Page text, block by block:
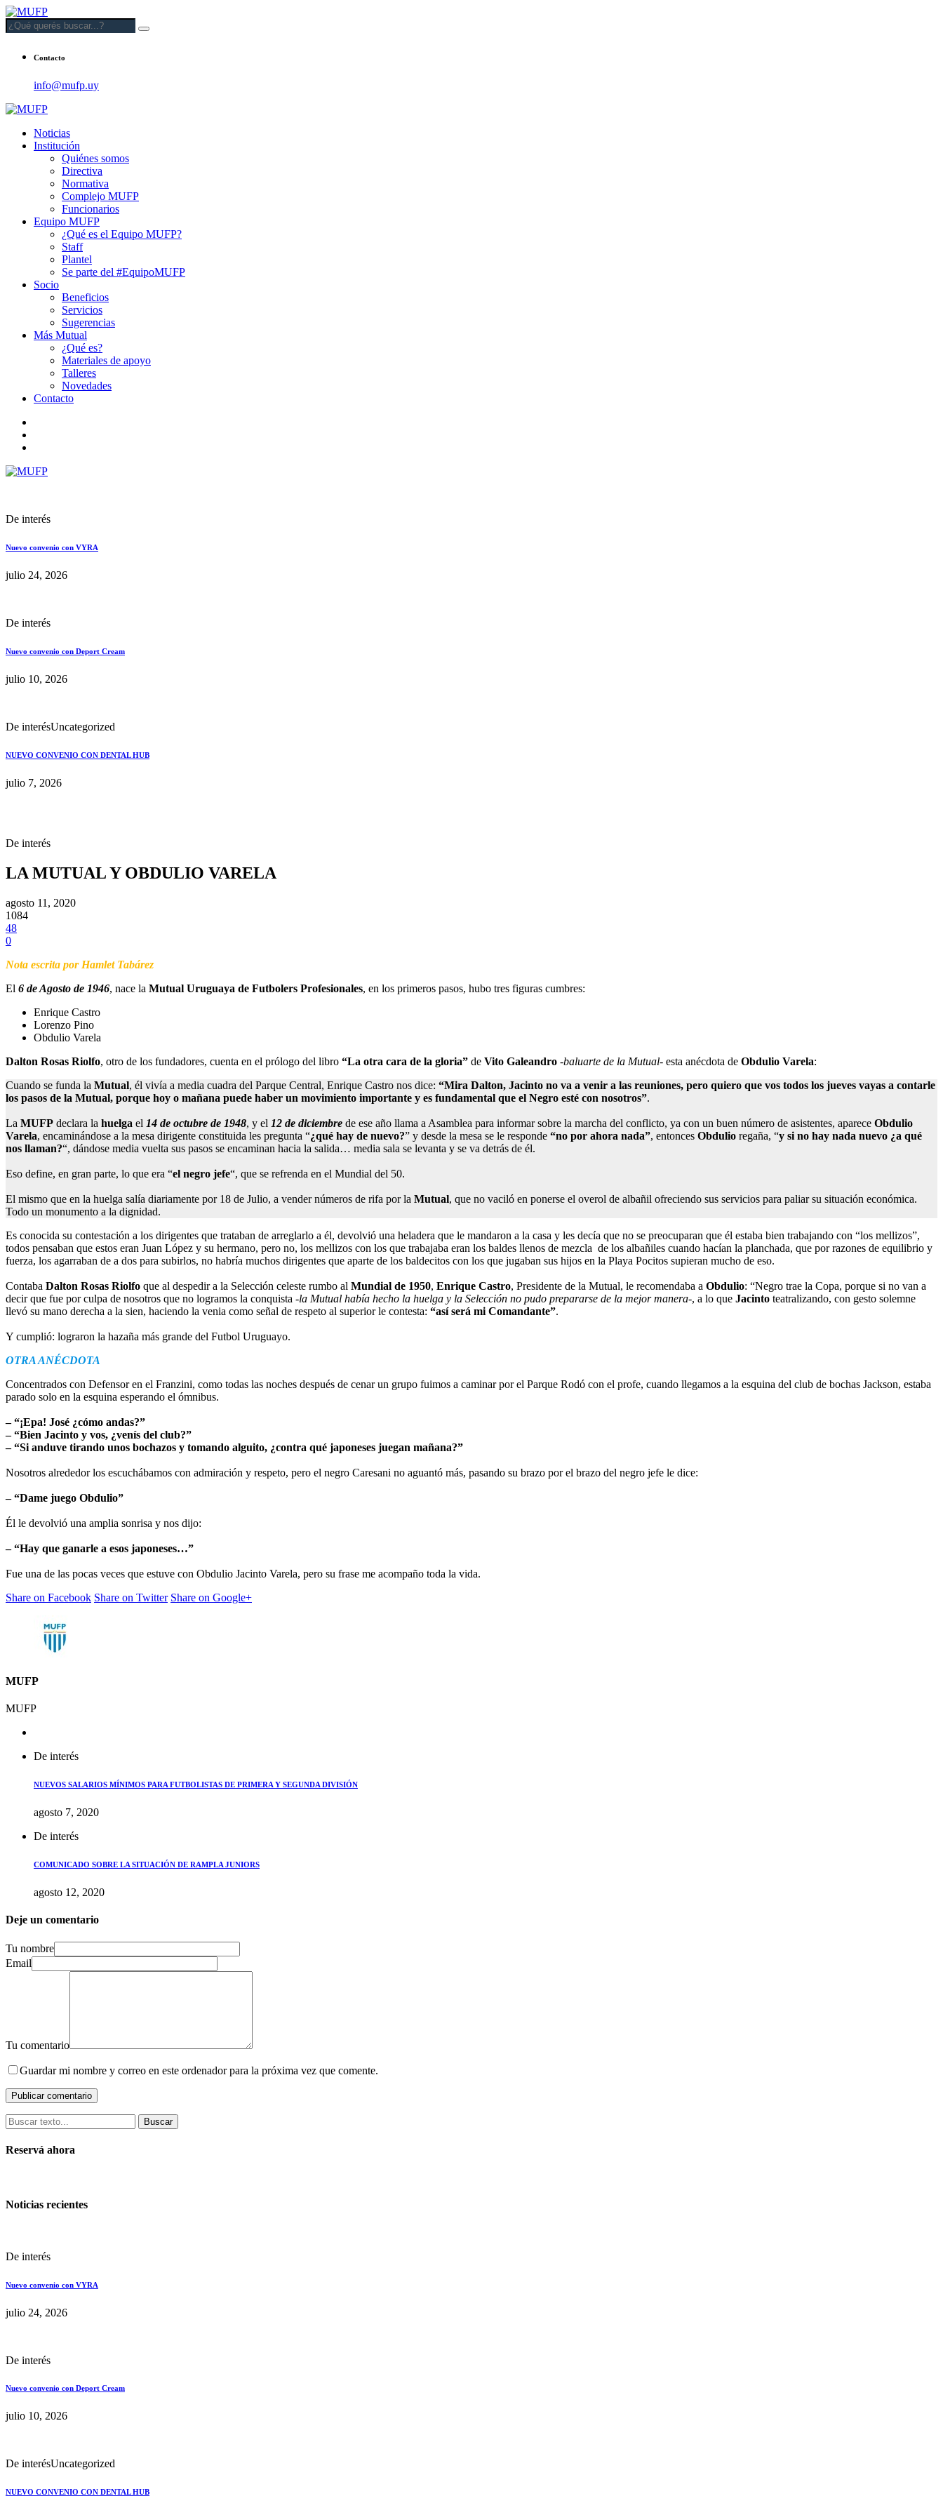
Contacto
info@mufp.uy
Noticias
Institución
Quiénes somos
Directiva
Normativa
Complejo MUFP
Funcionarios
Equipo MUFP
¿Qué es el Equipo MUFP?
Staff
Plantel
Se parte del #EquipoMUFP
Socio
Beneficios
Servicios
Sugerencias
Más Mutual
¿Qué es?
Materiales de apoyo
Talleres
Novedades
Contacto
De interés
Nuevo convenio con VYRA
julio 24, 2026
De interés
Nuevo convenio con Deport Cream
julio 10, 2026
De interésUncategorized
NUEVO CONVENIO CON DENTAL HUB
julio 7, 2026
De interés
LA MUTUAL Y OBDULIO VARELA
agosto 11, 2020
1084
48
0
Nota escrita por Hamlet Tabárez
El 6 de Agosto de 1946, nace la Mutual Uruguaya de Futbolers Profesionales, en los primeros pasos, hubo tres figuras cumbres:
Enrique Castro
Lorenzo Pino
Obdulio Varela
Dalton Rosas Riolfo, otro de los fundadores, cuenta en el prólogo del libro “La otra cara de la gloria” de Vito Galeandro -baluarte de la Mutual- esta anécdota de Obdulio Varela:
Cuando se funda la Mutual, él vivía a media cuadra del Parque Central, Enrique Castro nos dice: “Mira Dalton, Jacinto no va a venir a las reuniones, pero quiero que vos todos los jueves vayas a contarle
los pasos de la Mutual, porque hoy o mañana puede haber un movimiento importante y es fundamental que el Negro esté con nosotros”.
La MUFP declara la huelga el 14 de octubre de 1948, y el 12 de diciembre de ese año llama a Asamblea para informar sobre la marcha del conflicto, ya con un buen número de asistentes, aparece Obdulio
Varela, encaminándose a la mesa dirigente constituida les pregunta “¿qué hay de nuevo?” y desde la mesa se le responde “no por ahora nada”, entonces Obdulio regaña, “y si no hay nada nuevo ¿a qué
nos llaman?“, dándose media vuelta sus pasos se encaminan hacia la salida… media sala se levanta y se va detrás de él.
Eso define, en gran parte, lo que era “el negro jefe“, que se refrenda en el Mundial del 50.
El mismo que en la huelga salía diariamente por 18 de Julio, a vender números de rifa por la Mutual, que no vaciló en ponerse el overol de albañil ofreciendo sus servicios para paliar su situación económica.
Todo un monumento a la dignidad.
Es conocida su contestación a los dirigentes que trataban de arreglarlo a él, devolvió una heladera que le mandaron a la casa y les decía que no se preocuparan que él estaba bien trabajando con “los mellizos”,
todos pensaban que estos eran Juan López y su hermano, pero no, los mellizos con los que trabajaba eran los baldes llenos de mezcla de los albañiles cuando hacían la planchada, que por razones de equilibrio y
fuerza, los agarraban de a dos para subirlos, no habría muchos dirigentes que aparte de los baldecitos con los que jugaban sus hijos en la Playa Pocitos supieran mucho de eso.
Contaba Dalton Rosas Riolfo que al despedir a la Selección celeste rumbo al Mundial de 1950, Enrique Castro, Presidente de la Mutual, le recomendaba a Obdulio: “Negro trae la Copa, porque si no van a
decir que fue por culpa de nosotros que no logramos la conquista -la Mutual había hecho la huelga y la Selección no pudo prepararse de la mejor manera-, a lo que Jacinto teatralizando, con gesto solemne
llevó su mano derecha a la sien, haciendo la venia como señal de respeto al superior le contesta: “así será mi Comandante”.
Y cumplió: lograron la hazaña más grande del Futbol Uruguayo.
OTRA ANÉCDOTA
Concentrados con Defensor en el Franzini, como todas las noches después de cenar un grupo fuimos a caminar por el Parque Rodó con el profe, cuando llegamos a la esquina del club de bochas Jackson, estaba
parado solo en la esquina esperando el ómnibus.
– “¡Epa! José ¿cómo andas?”
– “Bien Jacinto y vos, ¿venís del club?”
– “Si anduve tirando unos bochazos y tomando alguito, ¿contra qué japoneses juegan mañana?”
Nosotros alrededor los escuchábamos con admiración y respeto, pero el negro Caresani no aguantó más, pasando su brazo por el brazo del negro jefe le dice:
– “Dame juego Obdulio”
Él le devolvió una amplia sonrisa y nos dijo:
– “Hay que ganarle a esos japoneses…”
Fue una de las pocas veces que estuve con Obdulio Jacinto Varela, pero su frase me acompaño toda la vida.
Share on Facebook Share on Twitter Share on Google+
MUFP
MUFP
De interés
NUEVOS SALARIOS MÍNIMOS PARA FUTBOLISTAS DE PRIMERA Y SEGUNDA DIVISIÓN
agosto 7, 2020
De interés
COMUNICADO SOBRE LA SITUACIÓN DE RAMPLA JUNIORS
agosto 12, 2020
Deje un comentario
Tu nombre
Email
Tu comentario
Guardar mi nombre y correo en este ordenador para la próxima vez que comente.
Buscar
Reservá ahora
Noticias recientes
De interés
Nuevo convenio con VYRA
julio 24, 2026
De interés
Nuevo convenio con Deport Cream
julio 10, 2026
De interésUncategorized
NUEVO CONVENIO CON DENTAL HUB